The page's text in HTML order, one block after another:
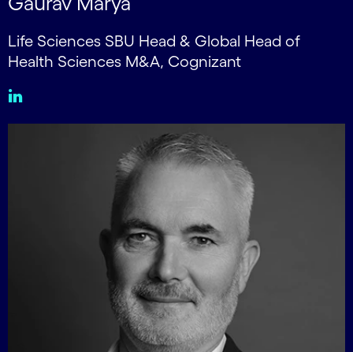
Life Sciences SBU Head & Global Head of
Health Sciences M&A, Cognizant